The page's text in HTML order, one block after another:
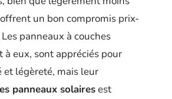
un bon compromis prix-
panneaux à couches
à eux, sont appréciés pour
légèreté, mais leur
panneaux solairesest